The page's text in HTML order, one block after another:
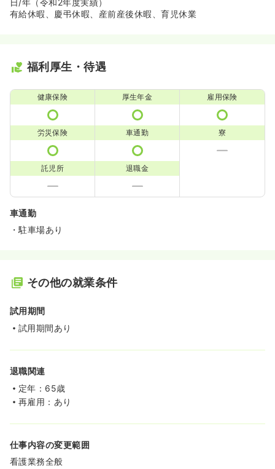
日/年（令和2年度実績）
有給休暇、慶弔休暇、産前産後休暇、育児休業
福利厚生・待遇
健康保険 厚生年金 雇用保険
労災保険 車通勤 寮
託児所 退職金
車通勤
・駐車場あり
その他の就業条件
試用期間
試用期間あり
退職関連
定年：65歳
再雇用：あり
仕事内容の変更範囲
看護業務全般